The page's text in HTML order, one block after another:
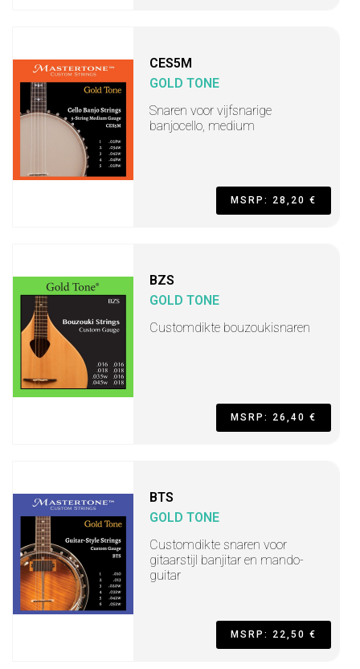
CES5M
GOLD TONE
Snaren voor vijfsnarige
banjocello, medium
MSRP: 28,20 €
BZS
GOLD TONE
Customdikte bouzoukisnaren
MSRP: 26,40 €
BTS
GOLD TONE
Customdikte snaren voor
gitaarstijl banjitar en mando-
guitar
MSRP: 22,50 €